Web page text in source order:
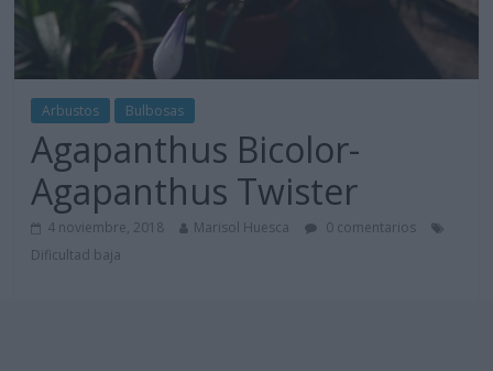
Arbustos Bulbosas
Agapanthus Bicolor-
Agapanthus Twister
4 noviembre, 2018 Marisol Huesca
0 comentarios
Dificultad baja